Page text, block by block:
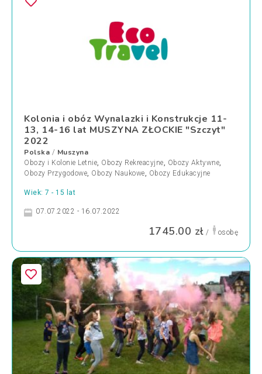
Kolonia i obóz Wynalazki i Konstrukcje 11-
13, 14-16 lat MUSZYNA ZŁOCKIE "Szczyt"
2022
Polska / Muszyna
Obozy i Kolonie Letnie, Obozy Rekreacyjne, Obozy Aktywne,
Obozy Przygodowe, Obozy Naukowe, Obozy Edukacyjne
Wiek: 7 - 15 lat
07.07.2022 - 16.07.2022
1745.00 zł / osobę